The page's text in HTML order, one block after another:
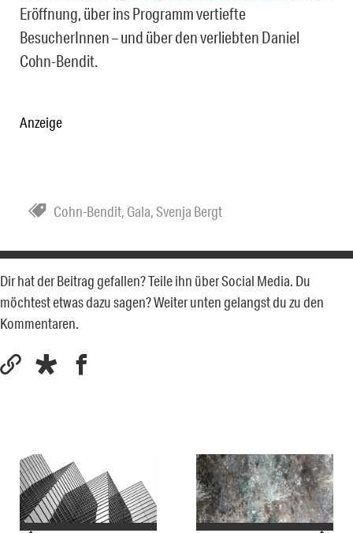
Eröffnung, über ins Programm vertiefte
BesucherInnen – und über den verliebten Daniel
Cohn-Bendit.
Anzeige
Cohn-Bendit, Gala,Svenja Bergt
Dir hat der Beitrag gefallen? Teile ihn über Social Media. Du
möchtest etwas dazu sagen? Weiter unten gelangst du zu den
Kommentaren.